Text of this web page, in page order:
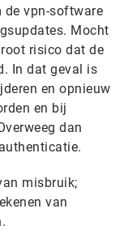
de vpn-software
Mocht
risico dat de
In dat geval is
en opnieuw
en bij
dan
misbruik;
van